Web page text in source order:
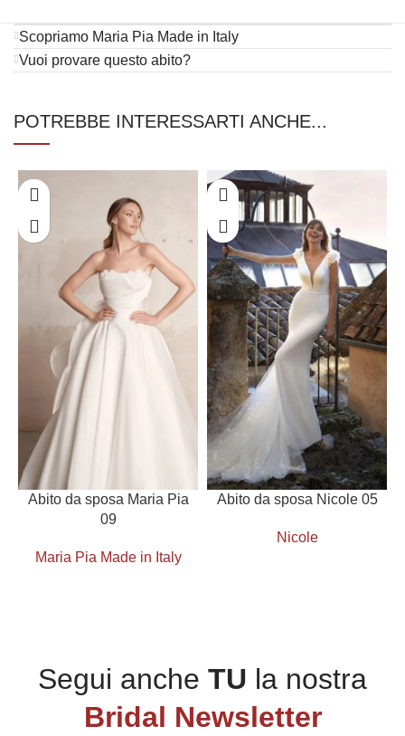
Scopriamo Maria Pia Made in Italy
Vuoi provare questo abito?
POTREBBE INTERESSARTI ANCHE...
Abito da sposa Maria Pia
09
Maria Pia Made in Italy
Abito da sposa Nicole 05
Nicole
Segui anche TU la nostra
Bridal Newsletter